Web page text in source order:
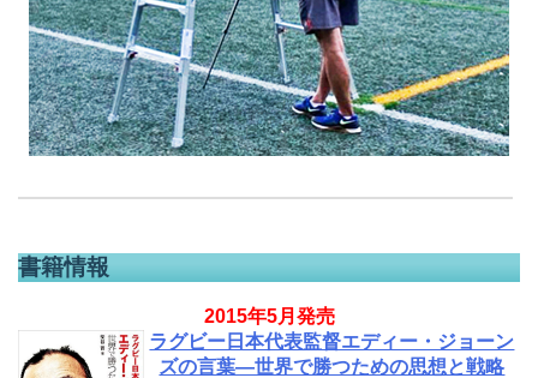
書籍情報
2015年5月発売
ラグビー日本代表監督エディー・ジョーン
ズの言葉―世界で勝つための思想と戦略